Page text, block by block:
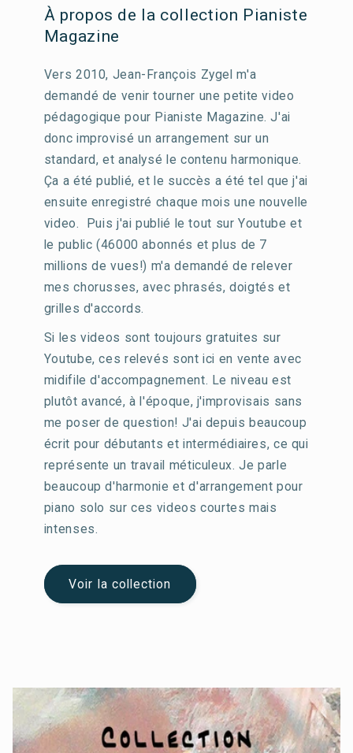
À propos de la collection Pianiste
Magazine
Vers 2010, Jean-François Zygel m'a
demandé de venir tourner une petite video
pédagogique pour Pianiste Magazine. J'ai
donc improvisé un arrangement sur un
standard, et analysé le contenu harmonique.
Ça a été publié, et le succès a été tel que j'ai
ensuite enregistré chaque mois une nouvelle
video. Puis j'ai publié le tout sur Youtube et
le public (46000 abonnés et plus de 7
millions de vues!) m'a demandé de relever
mes chorusses, avec phrasés, doigtés et
grilles d'accords.
Si les videos sont toujours gratuites sur
Youtube, ces relevés sont ici en vente avec
midifile d'accompagnement. Le niveau est
plutôt avancé, à l'époque, j'improvisais sans
me poser de question! J'ai depuis beaucoup
écrit pour débutants et intermédiaires, ce qui
représente un travail méticuleux. Je parle
beaucoup d'harmonie et d'arrangement pour
piano solo sur ces videos courtes mais
intenses.
Voir la collection